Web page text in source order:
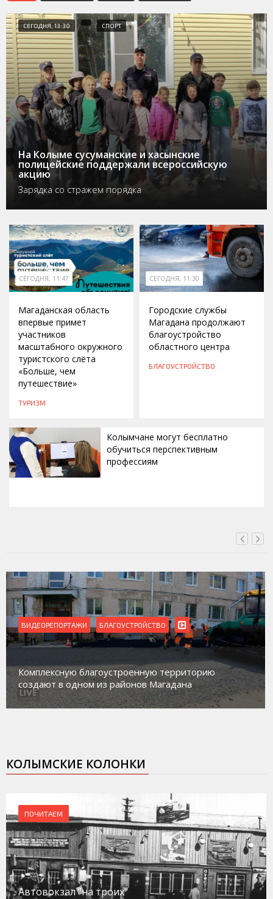
СЕГОДНЯ, 13:30 СПОРТ
На Колыме сусуманские и хасынские
полицейские поддержали всероссийскую
акцию
Зарядка со стражем порядка
СЕГОДНЯ, 11:47
Магаданская область
впервые примет
участников
масштабного окружного
туристского слёта
«Больше, чем
путешествие»
ТУРИЗМ
СЕГОДНЯ, 11:30
Городские службы
Магадана продолжают
благоустройство
областного центра
БЛАГОУСТРОЙСТВО
Колымчане могут бесплатно
обучиться перспективным
профессиям
ВИДЕОРЕПОРТАЖИ
Магадан присоединился к пилотному проекту по
работе с несовершеннолетними из групп
социального риска «Переправа»
КОЛЫМСКИЕ КОЛОНКИ
ПОЧИТАЕМ
Автовокзал "на троих"